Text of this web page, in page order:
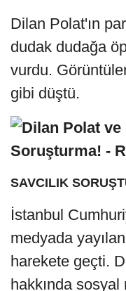
Dilan Polat'ın
dudak dudağa
vurdu.
gibi düştü.
SAVCILIK
İstanbul
medyada
harekete geçti.
hakkında sosyal